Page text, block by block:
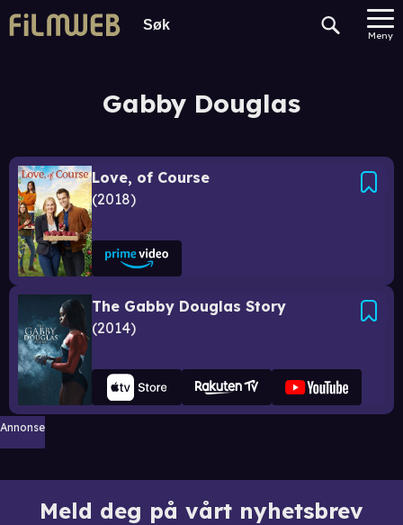
Meny
Gabby Douglas
Love, of Course
2018
The Gabby Douglas Story
2014
Annonse
Meld deg på vårt nyhetsbrev